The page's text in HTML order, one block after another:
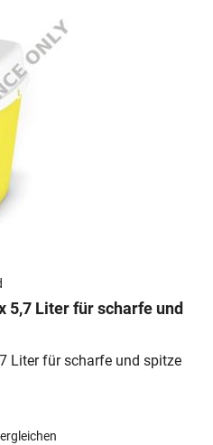
5,7 Liter für scharfe und
Liter für scharfe und spitze